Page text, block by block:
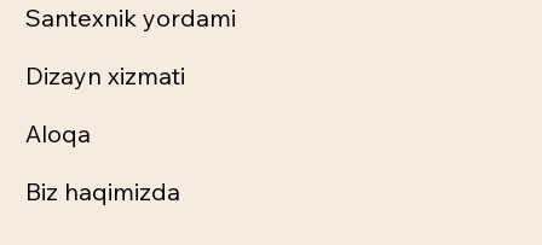
Santexnik yordami
Dizayn xizmati
Aloqa
Biz haqimizda